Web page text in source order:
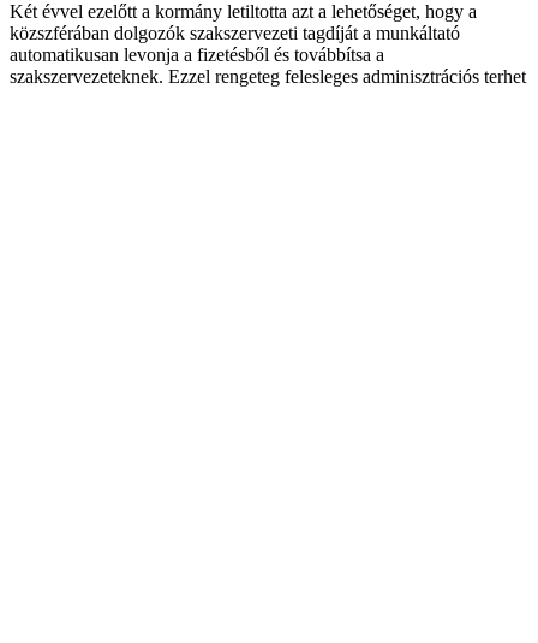
Két évvel ezelőtt a kormány letiltotta azt a lehetőséget, hogy a
közszférában dolgozók szakszervezeti tagdíját a munkáltató
automatikusan levonja a fizetésből és továbbítsa a
szakszervezeteknek. Ezzel rengeteg felesleges adminisztrációs terhet